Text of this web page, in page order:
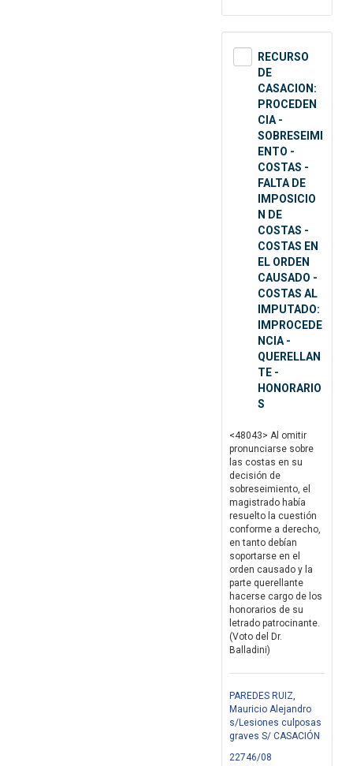
RECURSO
DE
CASACION:
PROCEDEN
CIA -
SOBRESEIMI
ENTO -
COSTAS -
FALTA DE
IMPOSICIO
N DE
COSTAS -
COSTAS EN
EL ORDEN
CAUSADO -
COSTAS AL
IMPUTADO:
IMPROCEDE
NCIA -
QUERELLAN
TE -
HONORARIO
S
<48043> Al omitir
pronunciarse sobre
las costas en su
decisión de
sobreseimiento, el
magistrado había
resuelto la cuestión
conforme a derecho,
en tanto debían
soportarse en el
orden causado y la
parte querellante
hacerse cargo de los
honorarios de su
letrado patrocinante.
(Voto del Dr.
Balladini)
PAREDES RUIZ,
Mauricio Alejandro
s/Lesiones culposas
graves S/ CASACIÓN
22746/08